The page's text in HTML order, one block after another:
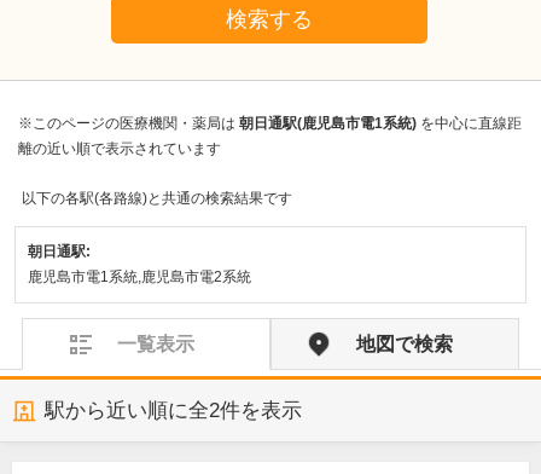
検索する
※このページの医療機関・薬局は 朝日通駅(鹿児島市電1系統) を中心に直線距
離の近い順で表示されています
以下の各駅(各路線)と共通の検索結果です
朝日通駅:
鹿児島市電1系統,鹿児島市電2系統
一覧表示 地図で検索
駅から近い順に全2件を表示